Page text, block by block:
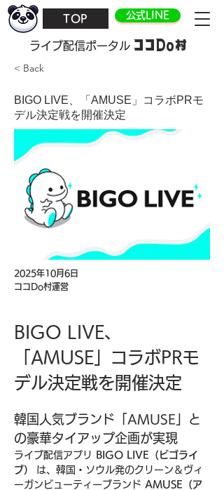
TOP 公式LINE
​ライブ配信ポータル ココDo村
< Back
BIGO LIVE、「AMUSE」コラボPRモ
デル決定戦を開催決定
2025年10月6日
ココDo村運営
BIGO LIVE、
「AMUSE」コラボPRモ
デル決定戦を開催決定
韓国人気ブランド「AMUSE」と
の豪華タイアップ企画が実現
ライブ配信アプリ
BIGO LIVE（ビゴライ
ブ）
は、韓国・ソウル発のクリーン＆ヴィ
ーガンビューティーブランド AMUSE（ア